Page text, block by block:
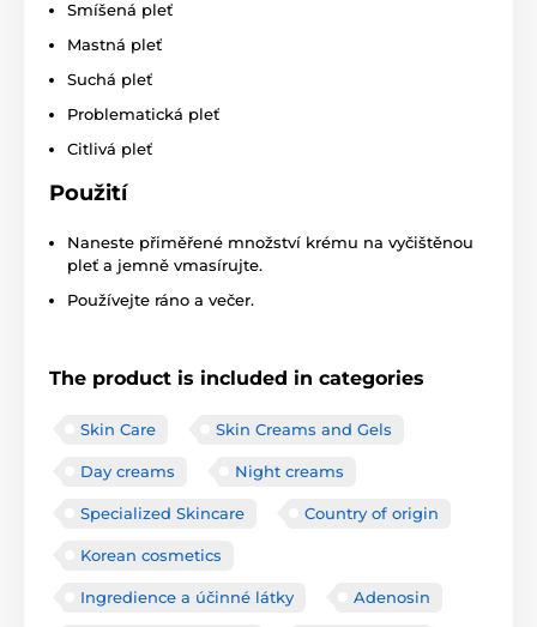
Smíšená pleť
Mastná pleť
Suchá pleť
Problematická pleť
Citlivá pleť
Použití
Naneste přiměřené množství krému na vyčištěnou
pleť a jemně vmasírujte.
Používejte ráno a večer.
The product is included in categories
Skin Care Skin Creams and Gels
Day creams Night creams
Specialized Skincare Country of origin
Korean cosmetics
Ingredience a účinné látky Adenosin